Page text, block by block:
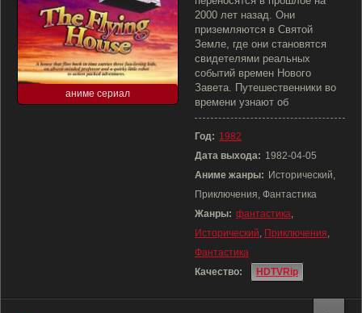
аниме сериал
2000 лет назад. Они
приземляются в Святой
Земле, где они становятся
свидетелями реальных
событий времен Нового
Завета. Путешественники во
времени узнают об
Год: 1982
Дата выхода: 1982-04-05
Аниме жанры: Исторический,
Приключения, Фантастика
Жанры: фантастика,
Исторический, Приключения,
Фантастика
Качество:
HDTVRip